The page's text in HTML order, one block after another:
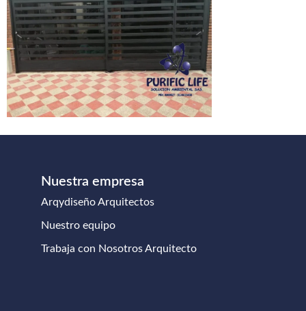
Nuestra empresa
Arqydiseño Arquitectos
Nuestro equipo
Trabaja con Nosotros Arquitecto